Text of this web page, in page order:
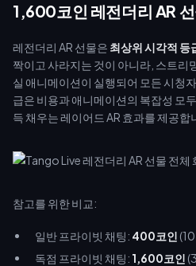
1,600코인 레전더리 AR
레전더리 AR 선물은 최상위 시각적 등
짝이고 사라지는 것이 아니라, 스트리
실 애니메이션이 실행되어 모든 시청
급은 비용과 애니메이션의 복잡성 모
득 채우는 레이어드 AR 효과를 제공합
참고를 위한 비교:
일반 프라이빗 채팅: 400코인
독점 프라이빗 채팅: 1,600코인